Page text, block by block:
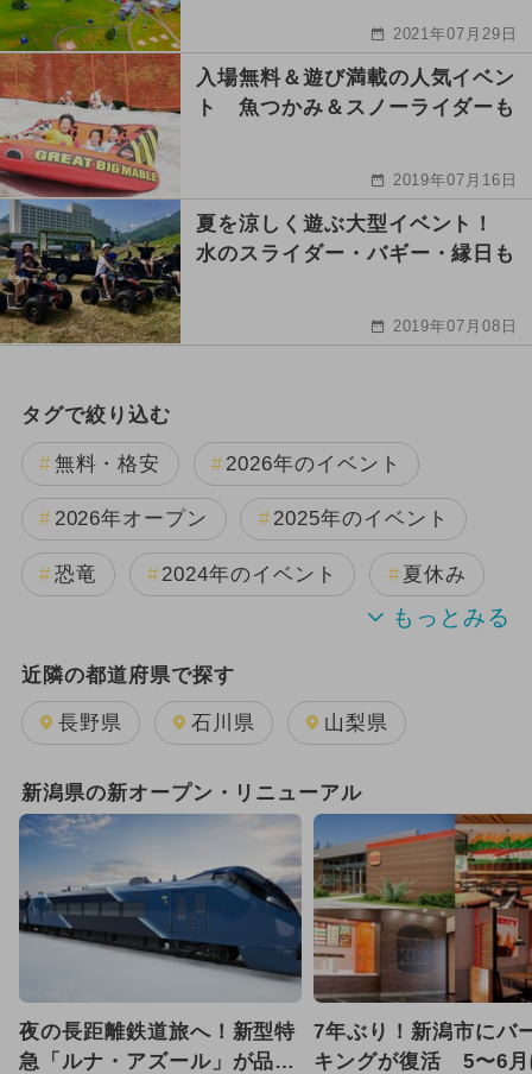
2021年07月29日
入場無料＆遊び満載の人気イベン
ト 魚つかみ＆スノーライダーも
2019年07月16日
夏を涼しく遊ぶ大型イベント！
水のスライダー・バギー・縁日も
2019年07月08日
タグで絞り込む
無料・格安 2026年のイベント
2026年オープン 2025年のイベント
恐竜 2024年のイベント 夏休み
GW(ゴールデンウィーク)
2025年8月のイベント
2025年10月のイベント
2025年9月のイベント 雨の日OK
2025年4月のイベント 日帰り
2026年8月のイベント
近隣の都道府県で探す
長野県 石川県 山梨県
新潟県の新オープン・リニューアル
夜の長距離鉄道旅へ！新型特
急「ルナ・アズール」が品川
7年ぶり！新潟市にバ
キングが復活 5〜6月